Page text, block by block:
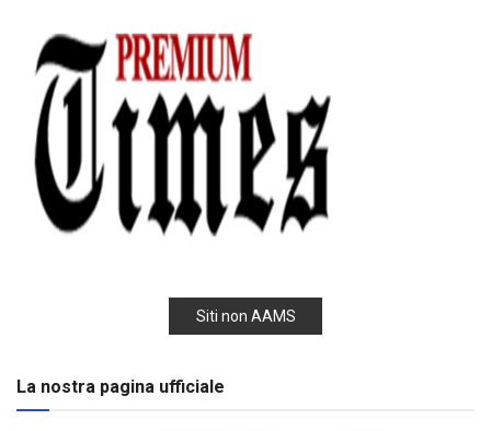
Siti non AAMS
La nostra pagina ufficiale